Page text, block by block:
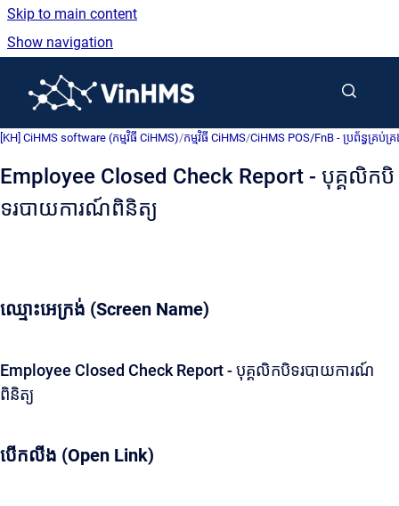
Skip to main content
Show navigation
[KH] CiHMS software (កម្មវិធី CiHMS)/កម្មវិធី CiHMS/CiHMS POS/FnB - ប្រព័ន្ធគ្រ
Employee Closed Check Report - បុគ្គលិកបិ
ទរបាយការណ៍ពិនិត្យ
ឈ្មោះអេក្រង់ (Screen Name)
Employee Closed Check Report - បុគ្គលិកបិទរបាយការណ៍
ពិនិត្យ
បើកលីង (Open Link)